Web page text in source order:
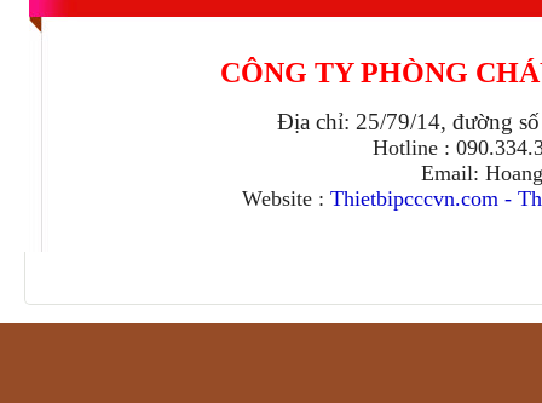
CÔNG TY PHÒNG
Địa chỉ: 25/79/14, đường
Hotline :
Email:
Website : Thietbipcccvn.com-